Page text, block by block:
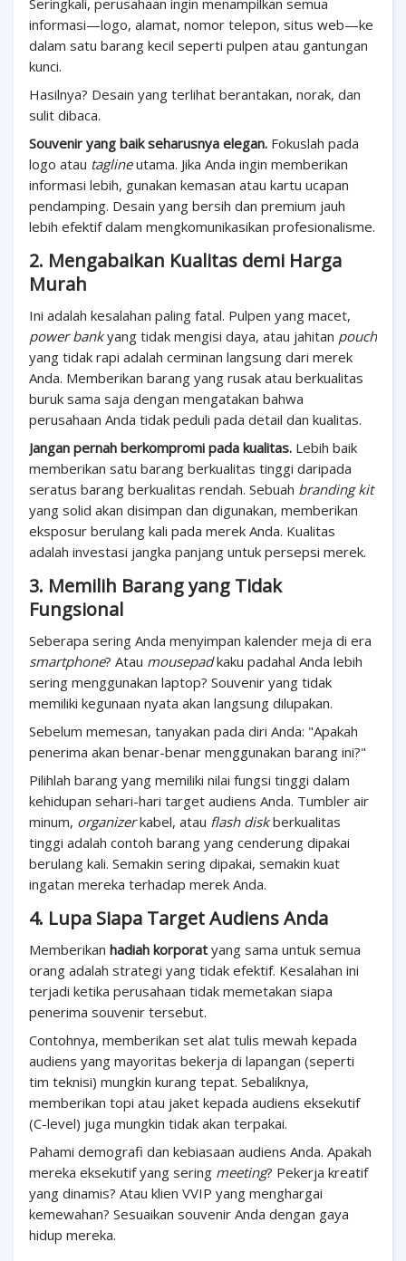
Seringkali, perusahaan ingin menampilkan semua
informasi—logo, alamat, nomor telepon, situs web—ke
dalam satu barang kecil seperti pulpen atau gantungan
kunci.
Hasilnya? Desain yang terlihat berantakan, norak, dan
sulit dibaca.
Souvenir yang baik seharusnya elegan. Fokuslah pada
logo atau taglineutama. Jika Anda ingin memberikan
informasi lebih, gunakan kemasan atau kartu ucapan
pendamping. Desain yang bersih dan premium jauh
lebih efektif dalam mengkomunikasikan profesionalisme.
2. Mengabaikan Kualitas demi Harga
Murah
Ini adalah kesalahan paling fatal. Pulpen yang macet,
power bankyang tidak mengisi daya, atau jahitan pouch
yang tidak rapi adalah cerminan langsung dari merek
Anda. Memberikan barang yang rusak atau berkualitas
buruk sama saja dengan mengatakan bahwa
perusahaan Anda tidak peduli pada detail dan kualitas.
Jangan pernah berkompromi pada kualitas. Lebih baik
memberikan satu barang berkualitas tinggi daripada
seratus barang berkualitas rendah. Sebuah branding kit
yang solid akan disimpan dan digunakan, memberikan
eksposur berulang kali pada merek Anda. Kualitas
adalah investasi jangka panjang untuk persepsi merek.
3. Memilih Barang yang Tidak
Fungsional
Seberapa sering Anda menyimpan kalender meja di era
smartphone? Atau mousepadkaku padahal Anda lebih
sering menggunakan laptop? Souvenir yang tidak
memiliki kegunaan nyata akan langsung dilupakan.
Sebelum memesan, tanyakan pada diri Anda: "Apakah
penerima akan benar-benar menggunakan barang ini?"
Pilihlah barang yang memiliki nilai fungsi tinggi dalam
kehidupan sehari-hari target audiens Anda. Tumbler air
minum, organizerkabel, atau flash diskberkualitas
tinggi adalah contoh barang yang cenderung dipakai
berulang kali. Semakin sering dipakai, semakin kuat
ingatan mereka terhadap merek Anda.
4. Lupa Siapa Target Audiens Anda
Memberikan hadiah korporat yang sama untuk semua
orang adalah strategi yang tidak efektif. Kesalahan ini
terjadi ketika perusahaan tidak memetakan siapa
penerima souvenir tersebut.
Contohnya, memberikan set alat tulis mewah kepada
audiens yang mayoritas bekerja di lapangan (seperti
tim teknisi) mungkin kurang tepat. Sebaliknya,
memberikan topi atau jaket kepada audiens eksekutif
(C-level) juga mungkin tidak akan terpakai.
Pahami demografi dan kebiasaan audiens Anda. Apakah
mereka eksekutif yang sering meeting? Pekerja kreatif
yang dinamis? Atau klien VVIP yang menghargai
kemewahan? Sesuaikan souvenir Anda dengan gaya
hidup mereka.